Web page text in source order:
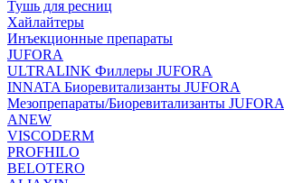
Тушь для ресниц
Хайлайтеры
Инъекционные препараты
JUFORA
ULTRALINK Филлеры JUFORA
INNATA Биоревитализанты JUFORA
Мезопрепараты/Биоревитализанты JUFORA
ANEW
VISCODERM
PROFHILO
BELOTERO